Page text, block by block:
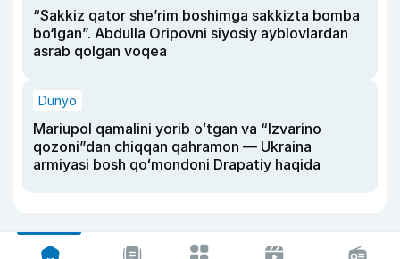
“Sakkiz qator she’rim boshimga sakkizta bomba
bo‘lgan”. Abdulla Oripovni siyosiy ayblovlardan
asrab qolgan voqea
Dunyo
Mariupol qamalini yorib oʻtgan va “Izvarino
qozoni”dan chiqqan qahramon — Ukraina
armiyasi bosh qoʻmondoni Drapatiy haqida